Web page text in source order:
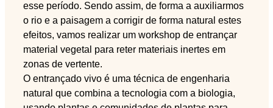
esse período. Sendo assim, de forma a auxiliarmos
o rio e a paisagem a corrigir de forma natural estes
efeitos, vamos realizar um workshop de entrançar
material vegetal para reter materiais inertes em
zonas de vertente.
O entrançado vivo é uma técnica de engenharia
natural que combina a tecnologia com a biologia,